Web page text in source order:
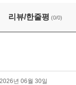
of Wakefield (
리뷰/한줄평 (0/0)
2026년 06월 30일